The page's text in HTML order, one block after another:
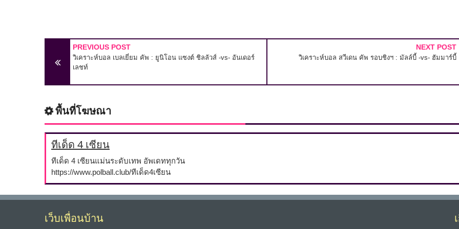
PREVIOUS POST
วิเคราะห์บอล เบลเยี่ยม คัพ : ยูนิโอน แซงต์ ชิลลัวส์ -vs- อันเดอร์
เลชท์
NEXT POST
วิเคราะห์บอล สวีเดน คัพ รอบชิงฯ : มัลล์บี้ -vs- ฮัมมาร์บี้
พื้นที่โฆษณา
ทีเด็ด 4 เซียน
ทีเด็ด 4 เซียนแม่นระดับเทพ อัพเดททุกวัน
https://www.polball.club/ทีเด็ด4เซียน
เว็บเพื่อนบ้าน